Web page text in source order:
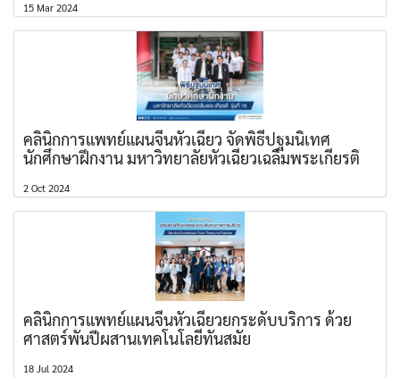
15 Mar 2024
คลินิกการแพทย์แผนจีนหัวเฉียว จัดพิธีปฐมนิเทศ
นักศึกษาฝึกงาน มหาวิทยาลัยหัวเฉียวเฉลิมพระเกียรติ
2 Oct 2024
คลินิกการแพทย์แผนจีนหัวเฉียวยกระดับบริการ ด้วย
ศาสตร์พันปีผสานเทคโนโลยีทันสมัย
18 Jul 2024